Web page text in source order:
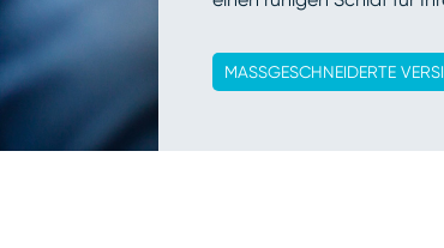
MASSGESCHNEIDERTE